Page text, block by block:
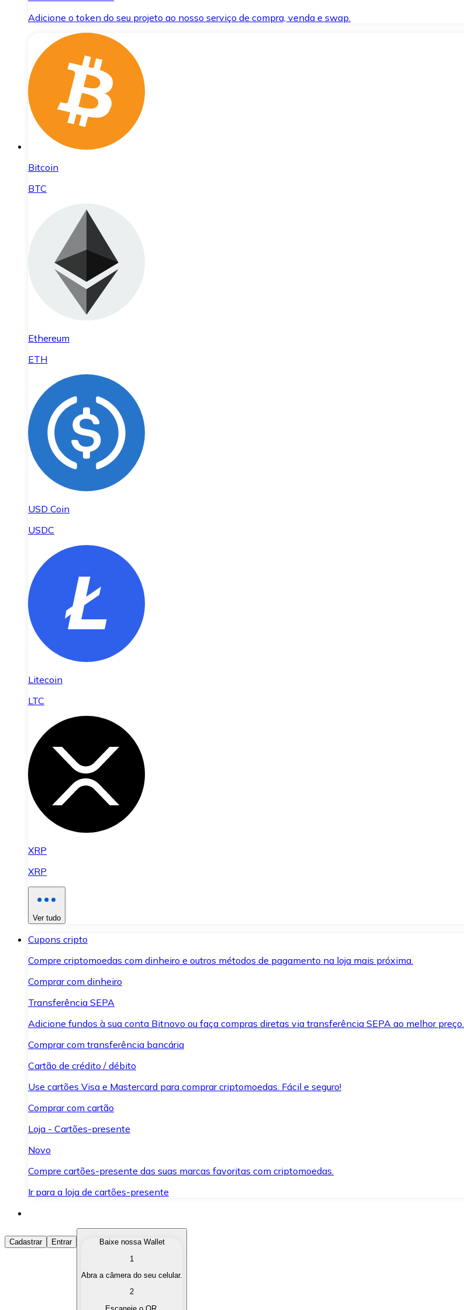
Adicione o token do seu projeto ao nosso serviço de compra, venda e swap.
Bitcoin
BTC
Ethereum
ETH
USD Coin
USDC
Litecoin
LTC
XRP
XRP
Ver tudo
Cupons cripto
Compre criptomoedas com dinheiro e outros métodos de pagamento na loja mais próxima.
Comprar com dinheiro
Transferência SEPA
Adicione fundos à sua conta Bitnovo ou faça compras diretas via transferência SEPA ao melhor preço.
Comprar com transferência bancária
Cartão de crédito / débito
Use cartões Visa e Mastercard para comprar criptomoedas. Fácil e seguro!
Comprar com cartão
Loja - Cartões-presente
Novo
Compre cartões-presente das suas marcas favoritas com criptomoedas.
Ir para a loja de cartões-presente
Comprar Criptomoedas
Compre as criptomoedas de seu interesse de forma rápida e segura.
Converta suas criptomoedas em moeda fiduciária quando precisar.
Cadastrar Entrar
Baixe nossa Wallet
1
Abra a câmera do seu celular.
2